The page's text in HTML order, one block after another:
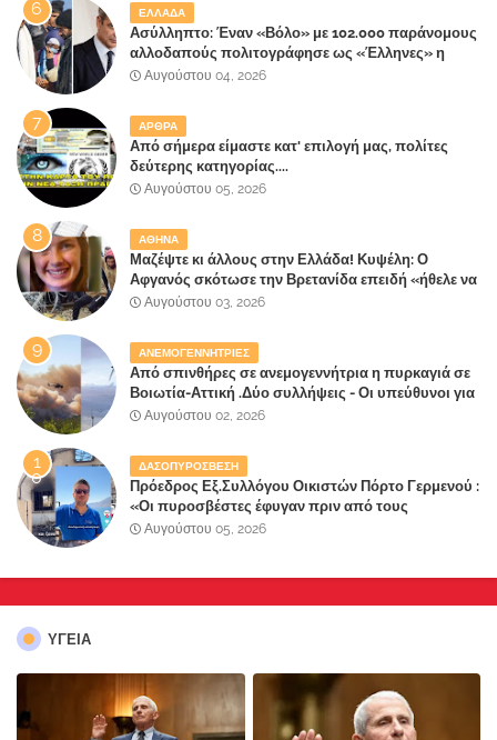
ΕΛΛΑΔΑ
Ασύλληπτο: Έναν «Βόλο» με 102.000 παράνομους
αλλοδαπούς πολιτογράφησε ως «Έλληνες» η
κυβέρνηση!
Αυγούστου 04, 2026
ΑΡΘΡΑ
Από σήμερα είμαστε κατ' επιλογή μας, πολίτες
δεύτερης κατηγορίας....
Αυγούστου 05, 2026
ΑΘΗΝΑ
Μαζέψτε κι άλλους στην Ελλάδα! Κυψέλη: Ο
Αφγανός σκότωσε την Βρετανίδα επειδή «ήθελε να
κάνει τη σύντροφό του χριστιανή»
Αυγούστου 03, 2026
ΑΝΕΜΟΓΕΝΝΗΤΡΙΕΣ
Από σπινθήρες σε ανεμογεννήτρια η πυρκαγιά σε
Βοιωτία-Αττική .Δύο συλλήψεις - Οι υπεύθυνοι για
την λάθος διαχείριση της κατάσβεσης θα
Αυγούστου 02, 2026
ΔΑΣΟΠΥΡΟΣΒΕΣΗ
Πρόεδρος Εξ.Συλλόγου Οικιστών Πόρτο Γερμενού :
«Οι πυροσβέστες έφυγαν πριν από τους
κατοίκους»
Αυγούστου 05, 2026
ΥΓΕΙΑ